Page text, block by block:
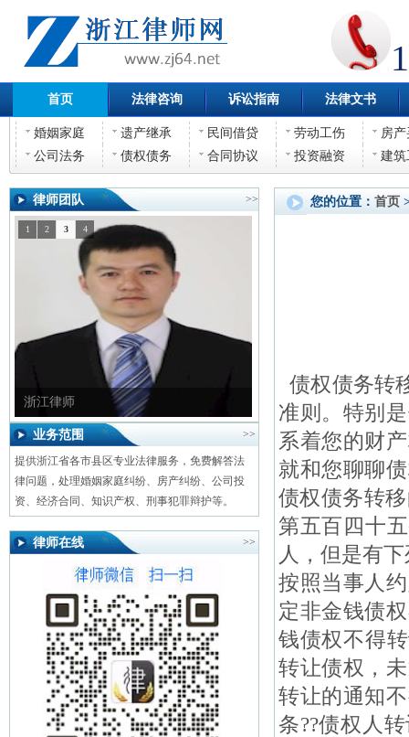
首页 法律咨询 诉讼指南 法律文书
婚姻家庭 遗产继承 民间借贷 劳动工伤
房
公司法务
债权债务 合同协议 投资融资 建筑
律师团队 >>
浙江律师
1 2 3 4
业务范围 >>
提供浙江省各市县区专业法律服务，免费解答法
律问题，处理婚姻家庭纠纷、房产纠纷、公司投
资、经济合同、知识产权、刑事犯罪辩护等。
律师在线 >>
您的位置： 首页
债权债务转
准则。特别
系着您的财
就和您聊聊
债权债务转
第五百四十
人，但是有
按照当事人
定非金钱债
钱债权不得
转让债权，
转让的通知
条??债权人